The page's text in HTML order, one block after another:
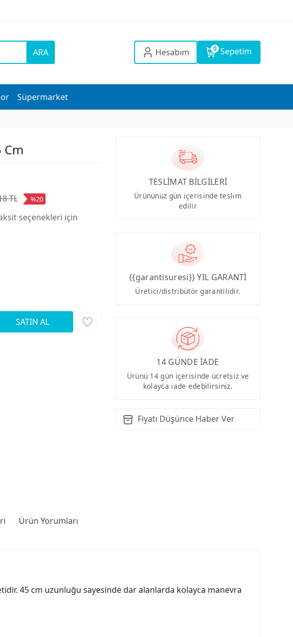
ARA Hesabım 0 Sepetim
Süpermarket
Cm
TL %20
seçenekleri için
TESLİMAT BİLGİLERİ
Ürününüz gün içerisinde teslim
edilir
{{garantisuresi}} YIL GARANTİ
Üretici/distribütör garantilidir.
14 GÜNDE İADE
Ürünü 14 gün içerisinde ücretsiz ve
kolayca iade edebilirsiniz.
Fiyatı Düşünce Haber Ver
Ürün Yorumları
45 cm uzunluğu sayesinde dar alanlarda kolayca manevra